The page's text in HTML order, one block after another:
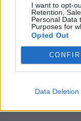
I want to opt-
Retention,
Personal Data
Purposes for
Opted Out
Data Deletion
Για Σένα - Νίκος
Θυσιάστηκε για
– Η τραγική
MEDIA